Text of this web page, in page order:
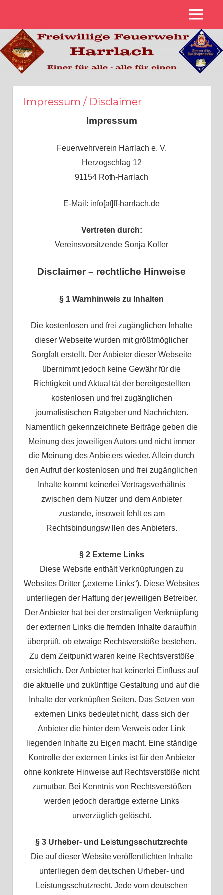
springen
Freiwillige
Feuerwehr
Harrlach
MENÜ
Impressum / Disclaimer
Impressum
Feuerwehrverein Harrlach e. V.
Herzogschlag 12
91154 Roth-Harrlach
E-Mail: info[at]ff-harrlach.de
Vertreten durch:
Vereinsvorsitzende Sonja Koller
Disclaimer – rechtliche Hinweise
§ 1 Warnhinweis zu Inhalten
Die kostenlosen und frei zugänglichen Inhalte
dieser Webseite wurden mit größtmöglicher
Sorgfalt erstellt. Der Anbieter dieser Webseite
übernimmt jedoch keine Gewähr für die
Richtigkeit und Aktualität der bereitgestellten
kostenlosen und frei zugänglichen
journalistischen Ratgeber und Nachrichten.
Namentlich gekennzeichnete Beiträge geben die
Meinung des jeweiligen Autors und nicht immer
die Meinung des Anbieters wieder. Allein durch
den Aufruf der kostenlosen und frei zugänglichen
Inhalte kommt keinerlei Vertragsverhältnis
zwischen dem Nutzer und dem Anbieter
zustande, insoweit fehlt es am
Rechtsbindungswillen des Anbieters.
§ 2 Externe Links
Diese Website enthält Verknüpfungen zu
Websites Dritter („externe Links“). Diese Websites
unterliegen der Haftung der jeweiligen Betreiber.
Der Anbieter hat bei der erstmaligen Verknüpfung
der externen Links die fremden Inhalte daraufhin
überprüft, ob etwaige Rechtsverstöße bestehen.
Zu dem Zeitpunkt waren keine Rechtsverstöße
ersichtlich. Der Anbieter hat keinerlei Einfluss auf
die aktuelle und zukünftige Gestaltung und auf die
Inhalte der verknüpften Seiten. Das Setzen von
externen Links bedeutet nicht, dass sich der
Anbieter die hinter dem Verweis oder Link
liegenden Inhalte zu Eigen macht. Eine ständige
Kontrolle der externen Links ist für den Anbieter
ohne konkrete Hinweise auf Rechtsverstöße nicht
zumutbar. Bei Kenntnis von Rechtsverstößen
werden jedoch derartige externe Links
unverzüglich gelöscht.
§ 3 Urheber- und Leistungsschutzrechte
Die auf dieser Website veröffentlichten Inhalte
unterliegen dem deutschen Urheber- und
Leistungsschutzrecht. Jede vom deutschen